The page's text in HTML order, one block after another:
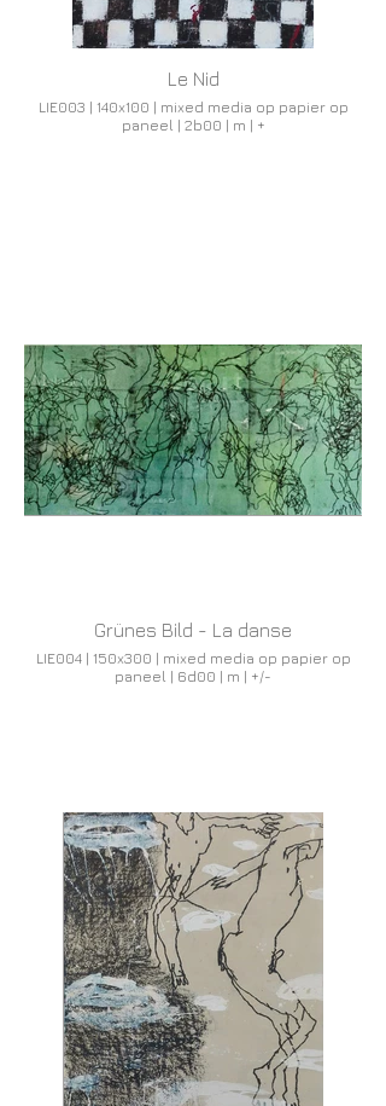
Le Nid
LIE003 | 140x100 | mixed media op papier op
paneel | 2b00 | m | +
Grünes Bild - La danse
LIE004 | 150x300 | mixed media op papier op
paneel | 6d00 | m | +/-